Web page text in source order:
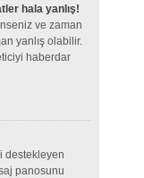
hala yanlış!
ve zaman
yanlış olabilir.
haberdar
destekleyen
panosunu